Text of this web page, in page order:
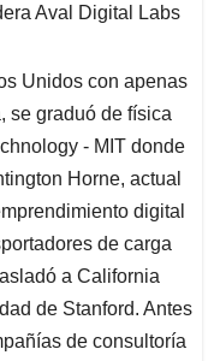
Aval Digital Labs
Unidos con apenas
se graduó de física
- MIT donde
Horne, actual
digital
de carga
a California
de Stanford. Antes
de consultoría